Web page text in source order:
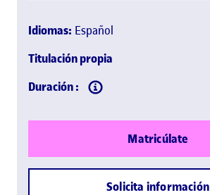
Idiomas: Español
Titulación propia
Duración :
Matricúlate
Solicita información